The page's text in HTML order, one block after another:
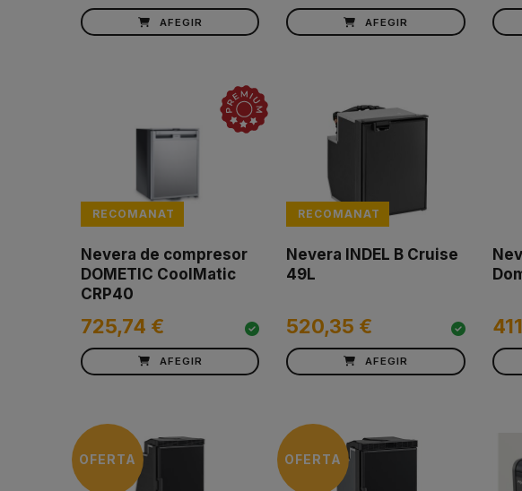
AFEGIR AFEGIR
RECOMANAT
Nevera de compresor
DOMETIC CoolMatic
CRP40
725,74 €
AFEGIR
RECOMANAT
Nevera INDEL B Cruise
49L
520,35 €
AFEGIR
OFERTA OFERTA